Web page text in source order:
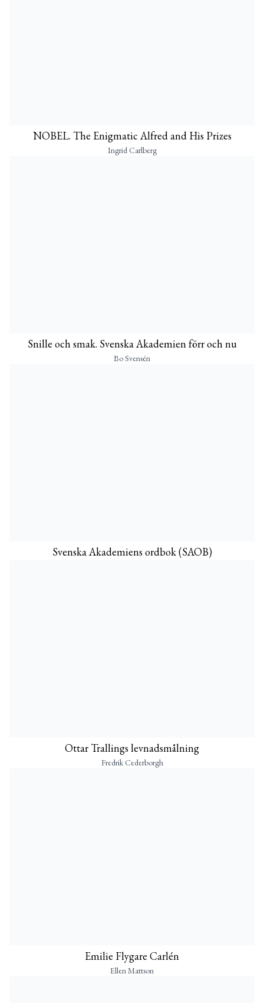
NOBEL. The Enigmatic Alfred and His Prizes
Ingrid Carlberg
Snille och smak. Svenska Akademien förr och nu
Bo Svensén
Svenska Akademiens ordbok (SAOB)
Ottar Trallings levnadsmålning
Fredrik Cederborgh
Emilie Flygare Carlén
Ellen Mattson